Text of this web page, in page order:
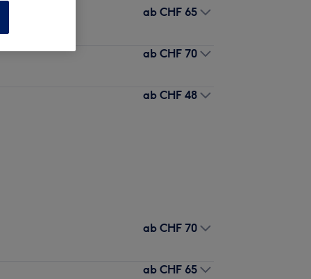
ab CHF 65
ab CHF 70
ab CHF 48
ab CHF 70
ab CHF 65